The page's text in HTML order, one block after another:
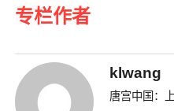
专栏作者
klwang
唐宫中国：